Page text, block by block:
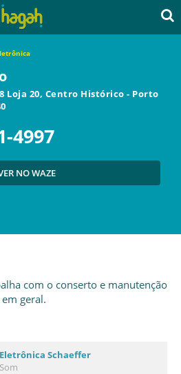
Loja 20, Centro Histórico - Porto
4997
NO WAZE
com o conserto e manutenção
geral.
Eletrônica Schaeffer
Som